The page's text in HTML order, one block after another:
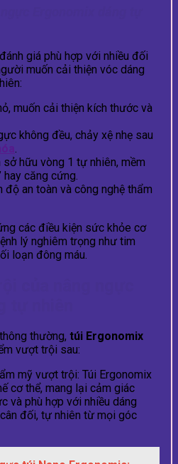
giá phù hợp với nhiều đối
muốn cải thiện vóc dáng
muốn cải thiện kích thước và
không đều, chảy xệ nhẹ sau
hữu vòng 1 tự nhiên, mềm
hay căng cứng.
độ an toàn và công nghệ thẩm
các điều kiện sức khỏe cơ
lý nghiêm trọng như tim
loạn đông máu.
thường, túi Ergonomix
vượt trội sau:
mỹ vượt trội: Túi Ergonomix
cơ thể, mang lại cảm giác
và phù hợp với nhiều dáng
đối, tự nhiên từ mọi góc